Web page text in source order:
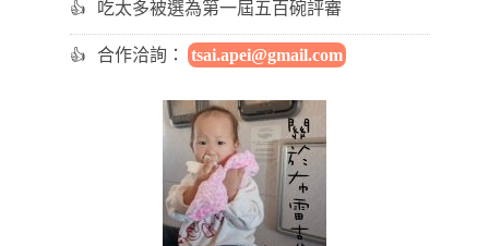
吃太多被選為第一屆五百碗評審
合作洽詢： tsai.apei@gmail.com